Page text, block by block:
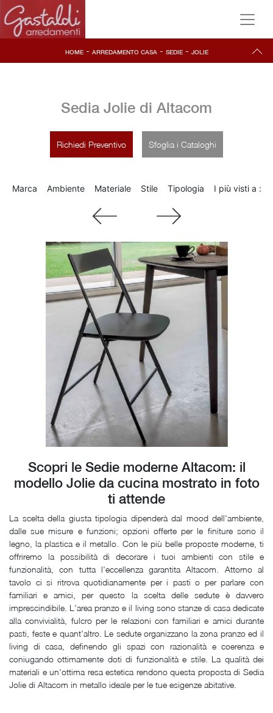
HOME- ARREDAMENTO CASA- SEDIE - JOLIE
Sedia Jolie di Altacom
Richiedi Preventivo Sfoglia i Cataloghi
Marca Ambiente Materiale Stile Tipologia I più visti a :
Scopri le Sedie moderne Altacom: il
modello Jolie da cucina mostrato in foto
ti attende
La scelta della giusta tipologia dipenderà dal mood dell'ambiente,
dalle sue misure e funzioni; opzioni offerte per le finiture sono il
legno, la plastica e il metallo. Con le più belle proposte moderne, ti
offriremo la possibilità di decorare i tuoi ambienti con stile e
funzionalità, con tutta l'eccellenza garantita Altacom. Attorno al
tavolo ci si ritrova quotidianamente per i pasti o per parlare con
familiari e amici, per questo la scelta delle sedute è davvero
imprescindibile. L'area pranzo e il living sono stanze di casa dedicate
alla convivialità, fulcro per le relazioni con familiari e amici durante
pasti, feste e quant'altro. Le sedute organizzano la zona pranzo ed il
living di casa, definendo gli spazi con razionalità e coerenza e
coniugando ottimamente doti di funzionalità e stile. La qualità dei
materiali e un'ottima resa estetica rendono questa proposta di Sedia
Jolie di Altacom in metallo ideale per le tue esigenze abitative.